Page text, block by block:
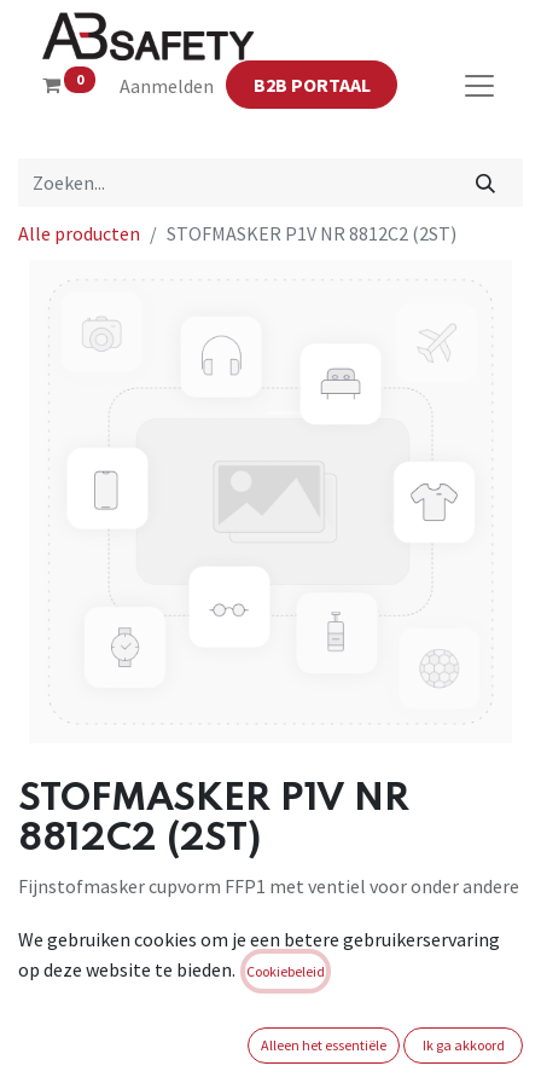
0 Aanmelden B2B PORTAAL
Alle producten STOFMASKER P1V NR 8812C2 (2ST)
STOFMASKER P1V NR
8812C2 (2ST)
Fijnstofmasker cupvorm FFP1 met ventiel voor onder andere
schuren, schaven of zagen. Verpakking: per 2 stuks.
Brand:
Login of registreer om verder te
We gebruiken cookies om je een betere gebruikerservaring
op deze website te bieden.
Cookiebeleid
Alleen het essentiële Ik ga akkoord